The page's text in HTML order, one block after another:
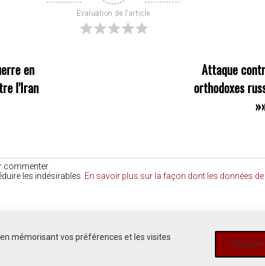
mémorisant vos préférences et les visites
Évaluation de l'article
en
l’Iran
Attaque
orthodoxes
commenter
les indésirables. En savoir plus sur la façon dont les données